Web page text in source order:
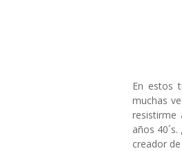
En estos
muchas
resistirme
años
creador